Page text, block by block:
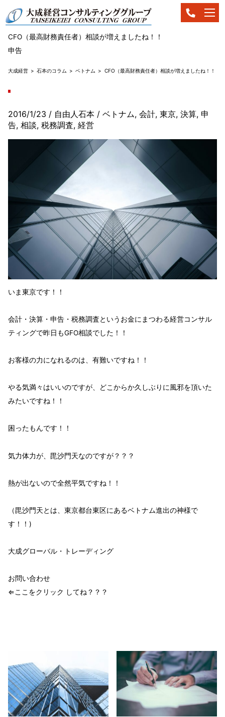
CFO（最高財務責任者）相談が増えましたね！！
申告
大成経営 石本のコラム ベトナム CFO（最高財務責任者）相談が増えましたね！！
2016/1/23 / 自由人石本 / ベトナム, 会計, 東京, 決算, 申
告, 相談, 税務調査, 経営
いま東京です！！
会計・決算・申告・税務調査という お金にまつわる経営コンサル
ティングで昨日もGFO相談でした！！
お客様の力になれるのは、有難いですね！！
やる気満々はいいのですが、どこからか久しぶりに風邪を頂いた
みたいですね！！
困ったもんです！！
気力体力が、毘沙門天なのですが？？？
熱が出ないので全然平気ですね！！
（毘沙門天とは、東京都台東区にあるベトナム進出の神様で
す！！)
大成グローバル・トレーディング
お問い合わせ
⇐ここをクリック してね？？？